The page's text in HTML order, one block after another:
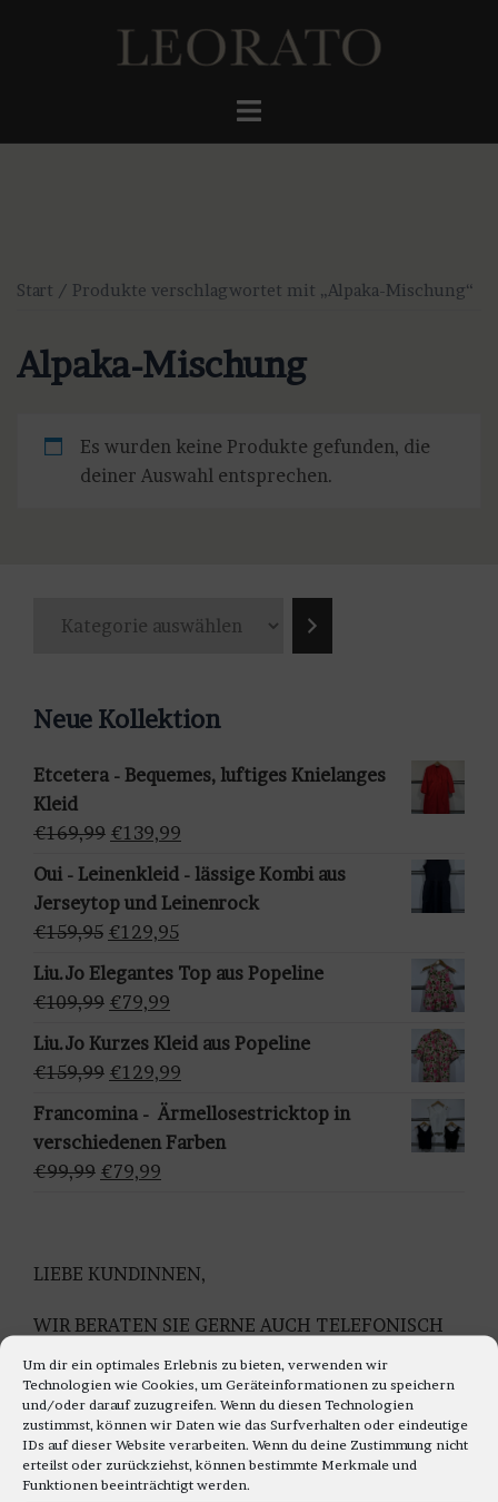
Um dir ein optimales Erlebnis zu bieten, verwenden wir
Technologien wie Cookies, um Geräteinformationen zu speichern
und/oder darauf zuzugreifen. Wenn du diesen Technologien
zustimmst, können wir Daten wie das Surfverhalten oder eindeutige
IDs auf dieser Website verarbeiten. Wenn du deine Zustimmung nicht
erteilst oder zurückziehst, können bestimmte Merkmale und
Funktionen beeinträchtigt werden.
Menü
Start / Produkte verschlagwortet mit „Alpaka-Mischung“
Alpaka-Mischung
Es wurden keine Produkte gefunden, die
deiner Auswahl entsprechen.
g
r
i
e
a
u
s
l
e
n
Neue Kollektion
Etcetera - Bequemes, luftiges Knielanges
Kleid
€169,99 Ursprünglicher
Preis
€169,99
€139,99
Preis
ist:
Oui - Leinenkleid - lässige Kombi aus
Jerseytop und Leinenrock
€159,95 Ursprünglicher
war:
€159,95
€129,95Aktueller
Preis
ist:
Liu.Jo Elegantes Top aus Popeline
€109,99 Ursprünglicher
€109,99
€79,99
Preis
€79,99.
Liu.Jo Kurzes Kleid aus Popeline
€159,99 Ursprünglicher
Preis
war:
€129,99
Preis
ist:
Francomina - Ärmellosestricktop in
verschiedenen Farben
€99,99 Ursprünglicher
€79,99
LIEBE KUNDINNEN,
WIR BERATEN SIE GERNE AUCH TELEFONISCH
Montag bis Freitag 11.00 bis 18.00 Uhr
Samstag 10.30 bis 14.00 Uhr
UNTER TEL: 0228-92679000
WIR FREUEN UNS AUF IHREN TELEFON ANRUF